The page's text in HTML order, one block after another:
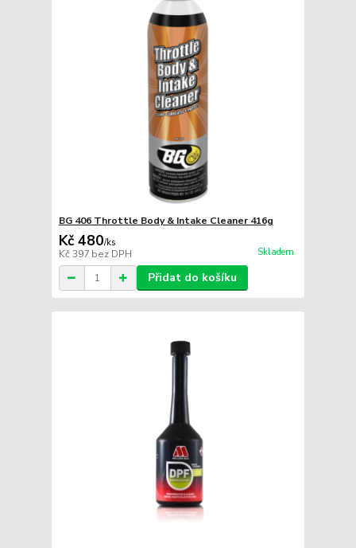
BG 406 Throttle Body & Intake Cleaner 416g
Kč 480/ks
Kč 397 bez DPH Skladem
Přidat do košíku